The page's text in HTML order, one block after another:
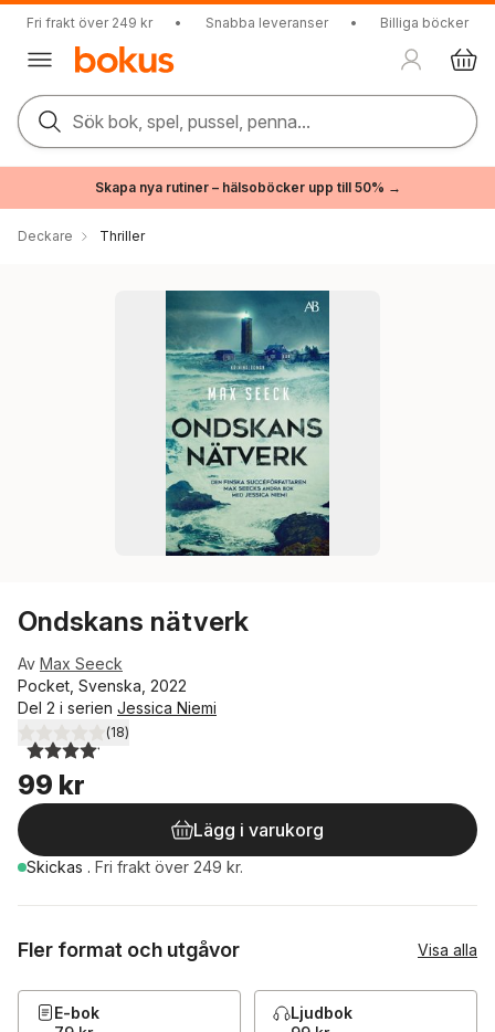
Fri frakt över 249 kr • Snabba leveranser • Billiga böcker
Sök bok, spel, pussel, penna...
Skapa nya rutiner – hälsoböcker upp till 50% →
Deckare Thriller
Ondskans nätverk
Av Max Seeck
Pocket, Svenska, 2022
Del 2 i serien Jessica Niemi
4,1utav 5 stjärnor. Totalt antal röster:
(18)
99 kr
Lägg i varukorg
Skickas . Fri frakt över 249 kr.
Fler format och utgåvor Visa alla
E-bok
Ljudbok